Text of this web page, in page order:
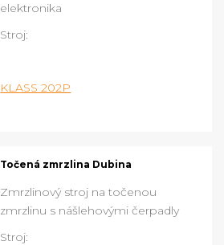
elektronika
Stroj:
KLASS 202P
Točená zmrzlina Dubina
Zmrzlinový stroj na točenou
zmrzlinu s nášlehovými čerpadly
Stroj: